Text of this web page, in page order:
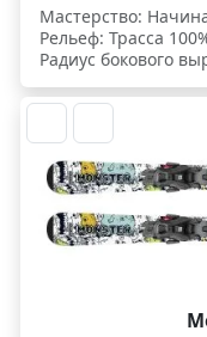
Мастерство:
Рельеф: Трасса
Радиус бокового